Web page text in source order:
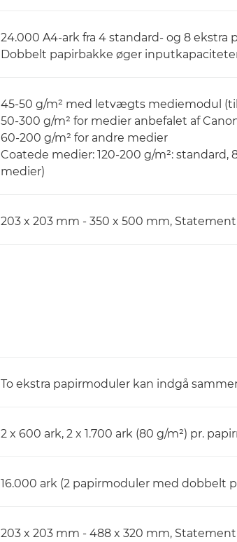
24.000 A4-ark fra 4 standard- og 8 ekstra
Dobbelt papirbakke øger
45-50 g/m² med letvægts mediemodul
50-300 g/m² for medier anbefalet af
60-200 g/m² for andre medier
Coatede medier: 120-200 g/m²:
medier)
203 x 203 mm - 350 x 500 mm, Statement
To ekstra papirmoduler kan indgå
2 x 600 ark, 2 x 1.700 ark (80 g/m²) pr.
16.000 ark (2 papirmoduler med dobbelt
203 x 203 mm - 488 x 320 mm, Statement